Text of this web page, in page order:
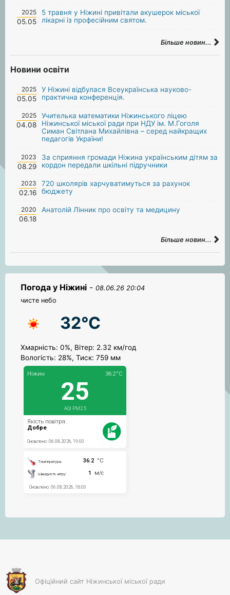
2025
05.05
5 травня у Ніжині привітали акушерок міської
лікарні із професійним святом.
Більше новин...
Новини освіти
2025
05.05
У Ніжині відбулася Всеукраїнська науково-
практична конференція.
2025
04.08
Учителька математики Ніжинського ліцею
Ніжинської міської ради при НДУ ім. М.Гоголя
Симан Світлана Михайлівна – серед найкращих
педагогів України!
2023
08.29
За сприяння громади Ніжина українським дітям за
кордон передали шкільні підручники
2023
02.16
720 школярів харчуватимуться за рахунок
бюджету
2020
06.18
Анатолій Лінник про освіту та медицину
Більше новин...
Погода у Ніжині - 08.06.26 20:04
чисте небо
32°C
Хмарність: 0%, Вітер: 2.32 км/год
Вологість: 28%, Тиск: 759 мм
Офіційний сайт Ніжинської міської ради